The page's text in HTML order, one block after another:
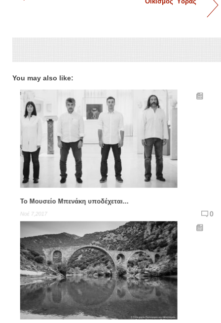
You may also like:
Το Μουσείο Μπενάκη υποδέχεται...
Νοέ 7,2017 0